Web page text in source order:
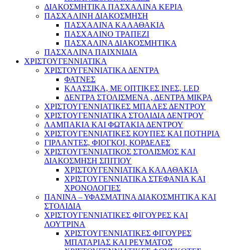
ΔΙΑΚΟΣΜΗΤΙΚΑ ΠΑΣΧΑΛΙΝΑ ΚΕΡΙΑ
ΠΑΣΧΑΛΙΝΗ ΔΙΑΚΟΣΜΗΣΗ
ΠΑΣΧΑΛΙΝΑ ΚΑΛΑΘΑΚΙΑ
ΠΑΣΧΑΛΙΝΟ ΤΡΑΠΕΖΙ
ΠΑΣΧΑΛΙΝΑ ΔΙΑΚΟΣΜΗΤΙΚΑ
ΠΑΣΧΑΛΙΝΑ ΠΑΙΧΝΙΔΙΑ
ΧΡΙΣΤΟΥΓΕΝΝΙΑΤΙΚΑ
ΧΡΙΣΤΟΥΓΕΝΝΙΑΤΙΚΑ ΔΕΝΤΡΑ
ΦΑΤΝΕΣ
ΚΛΑΣΣΙΚΑ, ΜΕ ΟΠΤΙΚΕΣ ΙΝΕΣ, LED
ΔΕΝΤΡΑ ΣΤΟΛΙΣΜΕΝΑ , ΔΕΝΤΡΑ ΜΙΚΡΑ
ΧΡΙΣΤΟΥΓΕΝΝΙΑΤΙΚΕΣ ΜΠΑΛΕΣ ΔΕΝΤΡΟΥ
ΧΡΙΣΤΟΥΓΕΝΝΙΑΤΙΚΑ ΣΤΟΛΙΔΙΑ ΔΕΝΤΡΟΥ
ΛΑΜΠΑΚΙΑ ΚΑΙ ΦΩΤΑΚΙΑ ΔΕΝΤΡΟΥ
ΧΡΙΣΤΟΥΓΕΝΝΙΑΤΙΚΕΣ ΚΟΥΠΕΣ ΚΑΙ ΠΟΤΗΡΙΑ
ΓΙΡΛΑΝΤΕΣ, ΦΙΟΓΚΟΙ, ΚΟΡΔΕΛΕΣ
ΧΡΙΣΤΟΥΓΕΝΝΙΑΤΙΚΟΣ ΣΤΟΛΙΣΜΟΣ ΚΑΙ
ΔΙΑΚΟΣΜΗΣΗ ΣΠΙΤΙΟΥ
ΧΡΙΣΤΟΥΓΕΝΝΙΑΤΙΚΑ ΚΑΛΑΘΑΚΙΑ
ΧΡΙΣΤΟΥΓΕΝΝΙΑΤΙΚΑ ΣΤΕΦΑΝΙΑ ΚΑΙ
ΧΡΟΝΟΛΟΓΙΕΣ
ΠΑΝΙΝΑ – ΥΦΑΣΜΑΤΙΝΑ ΔΙΑΚΟΣΜΗΤΙΚΑ ΚΑΙ
ΣΤΟΛΙΔΙΑ
ΧΡΙΣΤΟΥΓΕΝΝΙΑΤΙΚΕΣ ΦΙΓΟΥΡΕΣ ΚΑΙ
ΛΟΥΤΡΙΝΑ
ΧΡΙΣΤΟΥΓΕΝΝΙΑΤΙΚΕΣ ΦΙΓΟΥΡΕΣ
ΜΠΑΤΑΡΙΑΣ ΚΑΙ ΡΕΥΜΑΤΟΣ